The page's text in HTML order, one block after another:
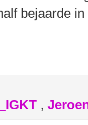
bejaarde
,